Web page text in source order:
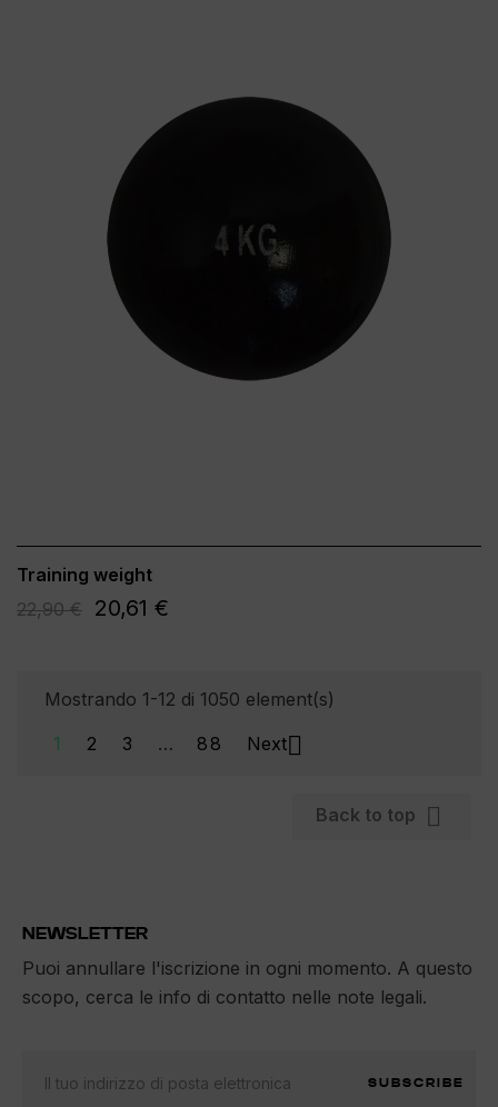
Training weight
22,90 € 20,61 €
Mostrando 1-12 di 1050 element(s)
1 2 3 … 88 Next
Back to top 
NEWSLETTER
Puoi annullare l'iscrizione in ogni momento. A questo
scopo, cerca le info di contatto nelle note legali.
SUBSCRIBE